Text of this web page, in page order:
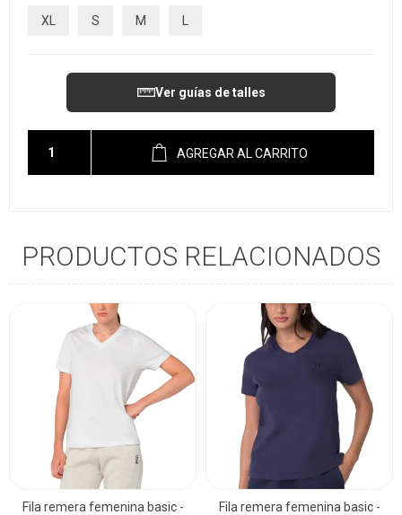
XL S M L
Ver guías de talles
AGREGAR AL CARRITO
PRODUCTOS RELACIONADOS
Fila remera femenina basic - Fila remera femenina basic -